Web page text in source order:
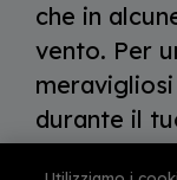
che in
vento. Per
durante il
Grecia